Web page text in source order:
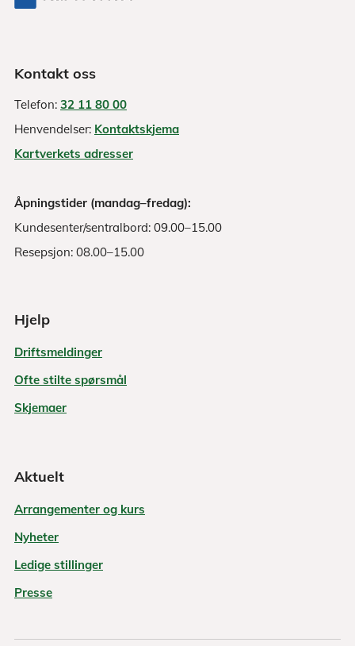
Kontakt oss
Telefon: 32 11 80 00
Henvendelser: Kontaktskjema
Kartverkets adresser
Åpningstider (mandag–fredag):
Kundesenter/sentralbord: 09.00–15.00
Resepsjon: 08.00–15.00
Hjelp
Driftsmeldinger
Ofte stilte spørsmål
Skjemaer
Aktuelt
Arrangementer og kurs
Nyheter
Ledige stillinger
Presse